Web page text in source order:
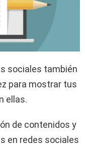
sociales también
para mostrar tus
ellas.
de contenidos y
en redes sociales